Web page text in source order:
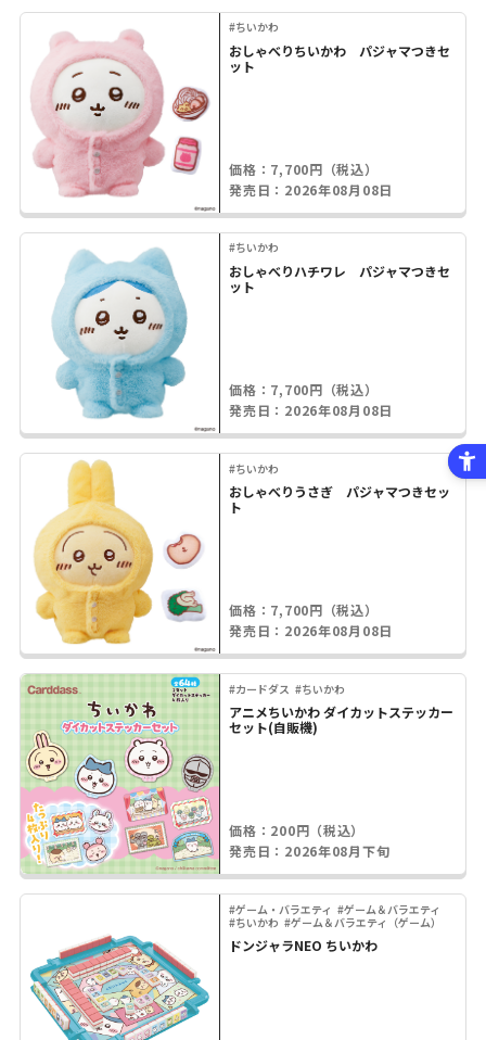
#ちいかわ
おしゃべりちいかわ パジャマつきセ
ット
価格：7,700円（税込）
発売日：2026年08月08日
#ちいかわ
おしゃべりハチワレ パジャマつきセ
ット
価格：7,700円（税込）
発売日：2026年08月08日
#ちいかわ
おしゃべりうさぎ パジャマつきセッ
ト
価格：7,700円（税込）
発売日：2026年08月08日
#カードダス #ちいかわ
アニメちいかわ ダイカットステッカー
セット(自販機)
価格：200円（税込）
発売日：2026年08月下旬
#ゲーム・バラエティ #ゲーム＆バラエティ
#ちいかわ #ゲーム＆バラエティ（ゲーム）
ドンジャラNEO ちいかわ